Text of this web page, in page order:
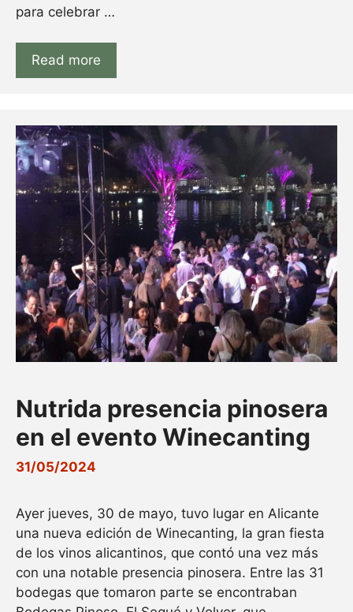
para celebrar …
Read more
Nutrida presencia pinosera
en el evento Winecanting
31/05/2024
Ayer jueves, 30 de mayo, tuvo lugar en Alicante
una nueva edición de Winecanting, la gran fiesta
de los vinos alicantinos, que contó una vez más
con una notable presencia pinosera. Entre las 31
bodegas que tomaron parte se encontraban